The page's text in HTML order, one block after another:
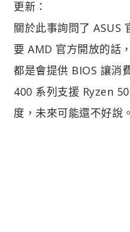
更新：
關於此事詢問了 ASUS
要 AMD 官方開放的話
都是會提供 BIOS 讓消
400 系列支援 Ryzen
度，未來可能還不好說。